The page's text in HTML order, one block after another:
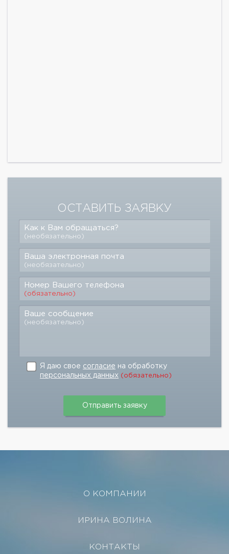
ОСТАВИТЬ ЗАЯВКУ
Как к Вам обращаться?
(необязательно)
Ваша электронная почта
(необязательно)
Номер Вашего телефона
(обязательно)
Ваше сообщение
(необязательно)
Я даю свое согласие на обработку
персональных данных (обязательно)
О КОМПАНИИ
ИРИНА ВОЛИНА
КОНТАКТЫ